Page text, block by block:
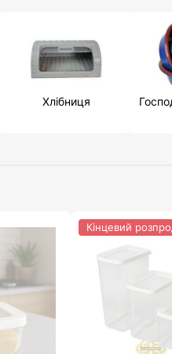
Хлібниця
Кінцевий